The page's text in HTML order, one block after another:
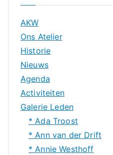
AKW
Ons Atelier
Historie
Nieuws
Agenda
Activiteiten
Galerie Leden
* Ada Troost
* Ann van der Drift
* Annie Westhoff